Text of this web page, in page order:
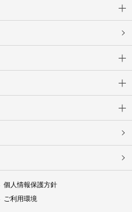
個人情報保護方針
ご利用環境